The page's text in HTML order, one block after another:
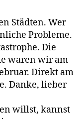
Städten. Wer
Probleme.
Die
waren wir am
Direkt am
Danke, lieber
willst, kannst